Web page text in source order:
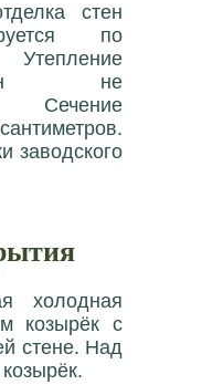
стен
по
не
Сечение
заводского
холодная
козырёк с
стене. Над